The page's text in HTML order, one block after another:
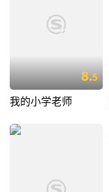
8.5
我的小学老师